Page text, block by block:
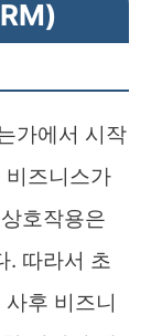
가에서 시작
비즈니스가
호작용은
. 따라서 초
후 비즈니